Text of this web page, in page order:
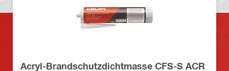
Acryl-Brandschutzdichtmasse CFS-S ACR